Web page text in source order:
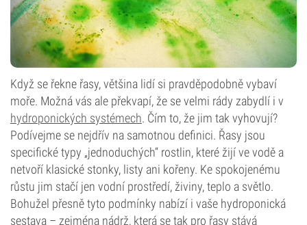
Když se řekne řasy, většina lidí si pravděpodobně vybaví
moře. Možná vás ale překvapí, že se velmi rády zabydlí i v
hydroponických systémech. Čím to, že jim tak vyhovují?
Podívejme se nejdřív na samotnou definici. Řasy jsou
specifické typy „jednoduchých“ rostlin, které žijí ve vodě a
netvoří klasické stonky, listy ani kořeny. Ke spokojenému
růstu jim stačí jen vodní prostředí, živiny, teplo a světlo.
Bohužel přesně tyto podmínky nabízí i vaše hydroponická
sestava – zejména nádrž, která se tak pro řasy stává